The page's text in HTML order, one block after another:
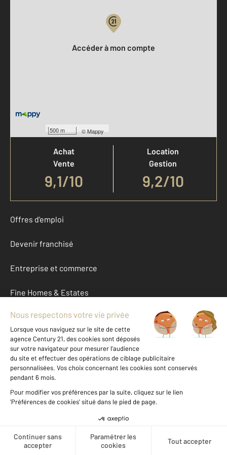
Créer une alerte
500 m ©Mappy
Accéder à mon compte
Votre agence est notée
Achat
Vente
9,1/10
Location
Gestion
9,2/10
Offres d'emploi
Devenir franchisé
Entreprise et commerce
Fine Homes & Estates
À propos
International
Nous contacter
Données personnelles
Gestionnaire des cookies